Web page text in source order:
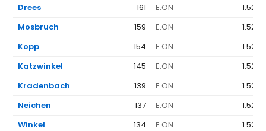
Drees
161 E.ON
1.523
Mosbruch
159 E.ON
1.523
Kopp
154 E.ON
1.523
Katzwinkel
145 E.ON
1.523
Kradenbach
139 E.ON
1.523
Neichen
137 E.ON
1.523
Winkel
134 E.ON
1.523